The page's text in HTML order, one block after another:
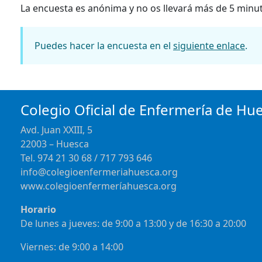
La encuesta es anónima y no os llevará más de 5
Puedes hacer la encuesta en el siguiente enlace.
Colegio Oficial de Enfermería de
Avd. Juan XXIII, 5
22003 – Huesca
Tel. 974 21 30 68 / 717 793 646
info@colegioenfermeriahuesca.org
www.colegioenfermeríahuesca.org
Horario
De lunes a jueves: de 9:00 a 13:00 y de 16:30 a 20:00
Viernes: de 9:00 a 14:00